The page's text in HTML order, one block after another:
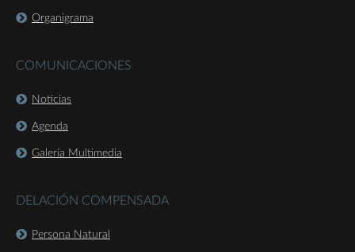
Organigrama
COMUNICACIONES
Noticias
Agenda
Galería Multimedia
DELACIÓN COMPENSADA
Persona Natural